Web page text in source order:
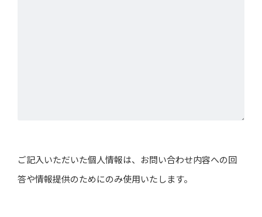
ご記入いただいた個人情報は、お問い合わせ内容への回
答や情報提供のためにのみ使用いたします。